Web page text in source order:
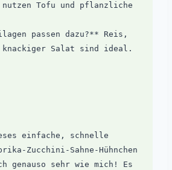
nutzen Tofu und pflanzliche
passen dazu?** Reis,
Salat sind ideal.
einfache, schnelle
Zucchini-Sahne-Hühnchen
genauso sehr wie mich! Es